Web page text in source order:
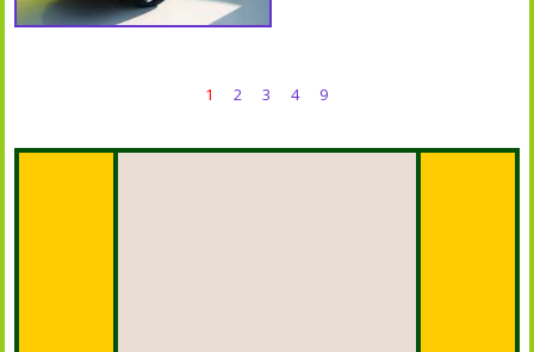
1 2 3 4 9